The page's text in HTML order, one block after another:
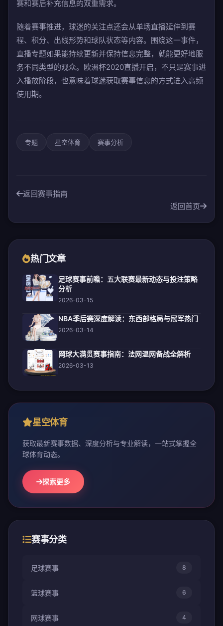
赛和赛后补充信息的双重需求。
随着赛事推进，球迷的关注点还会从单场直播延伸到赛
程、积分、出线形势和球队状态等内容。围绕这一事件，
直播专题如果能持续更新并保持信息完整，就能更好地服
务不同类型的观众。欧洲杯2020直播开启，不只是赛事进
入播放阶段，也意味着球迷获取赛事信息的方式进入高频
使用期。
专题 星空体育 赛事分析
返回赛事指南
返回首页
热门文章
足球赛事前瞻：五大联赛最新动态与投注策略
分析
2026-03-15
NBA季后赛深度解读：东西部格局与冠军热门
2026-03-14
网球大满贯赛事指南：法网温网备战全解析
2026-03-13
星空体育
获取最新赛事数据、深度分析与专业解读，一站式掌握全
球体育动态。
探索更多
赛事分类
足球赛事 8
篮球赛事 6
网球赛事 4